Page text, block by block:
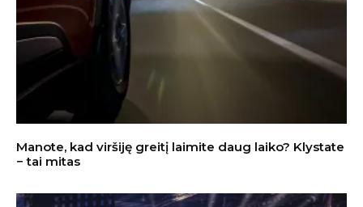
Manote, kad viršiję greitį laimite daug laiko? Klystate
− tai mitas